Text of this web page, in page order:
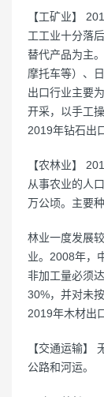
【工矿业】
工工业十分落
替代产品为主
摩托车等）、
出口行业主要
开采，以手工
2019年钻石出
【农林业】
从事农业的人
万公顷。主要
林业一度发展
业。2008年，
非加工量必须
30%，并对未
2019年木材出
【交通运输】
公路和河运。